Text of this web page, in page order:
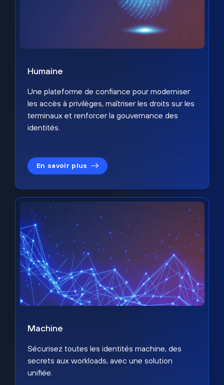
Humaine
Une plateforme de confiance pour moderniser
les accès à privilèges, maîtriser les droits sur les
terminaux et renforcer la gouvernance des
identités.
En savoir plus
Machine
Sécurisez toutes les identités machine, des
secrets aux workloads, avec une solution
unifiée.